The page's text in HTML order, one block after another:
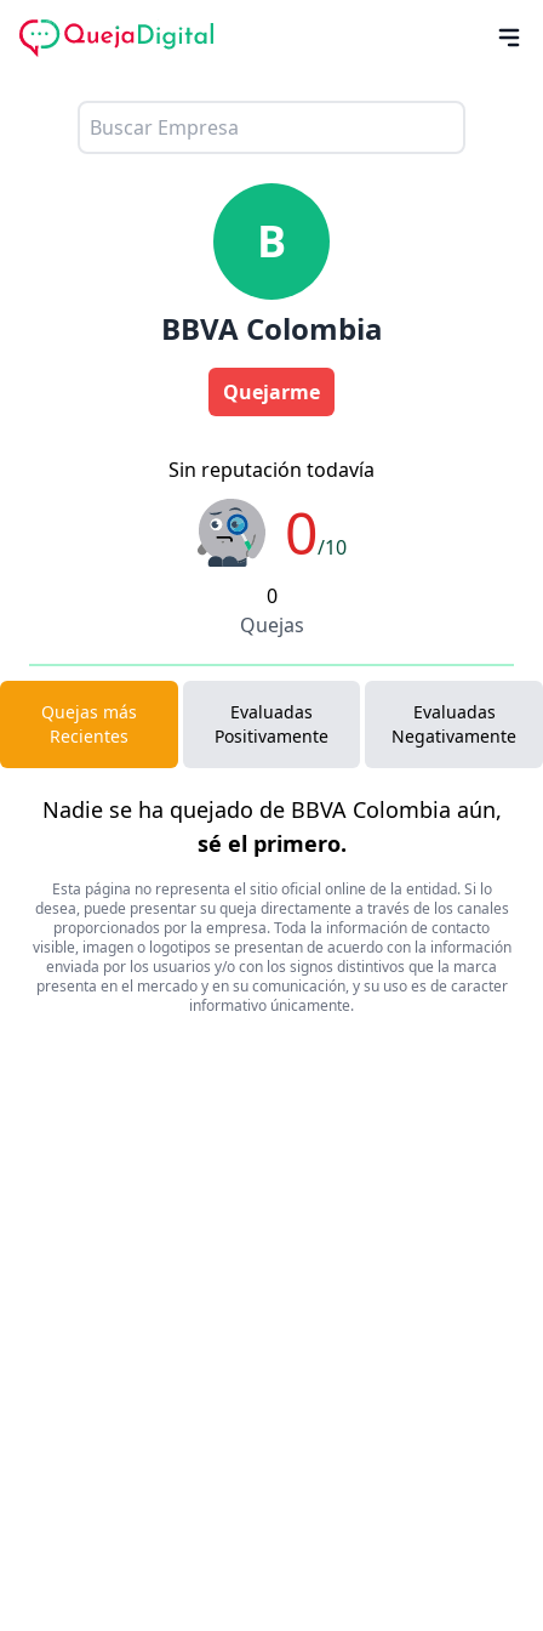
B
BBVA Colombia
Quejarme
Sin reputación todavía
0/10
0
Quejas
Quejas más
Recientes
Evaluadas
Positivamente
Evaluadas
Negativamente
Nadie se ha quejado de BBVA Colombia aún,
sé el primero.
Esta página no representa el sitio oficial online de la entidad. Si lo
desea, puede presentar su queja directamente a través de los canales
proporcionados por la empresa. Toda la información de contacto
visible, imagen o logotipos se presentan de acuerdo con la información
enviada por los usuarios y/o con los signos distintivos que la marca
presenta en el mercado y en su comunicación, y su uso es de caracter
informativo únicamente.